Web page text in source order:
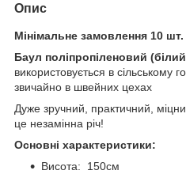
Опис
Мінімальне замовлення 10 шт.
Баул поліпропіленовий
використовується в сільському
звичайно в швейних цехах
Дуже зручний, практичний,
це незамінна річ!
Основні характеристики:
Висота: 150см